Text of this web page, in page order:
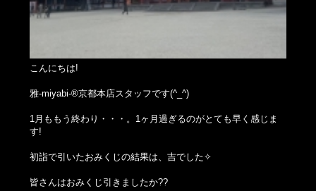
こんにちは!
雅-miyabi-®京都本店スタッフです(^_^)
1月ももう終わり・・・。1ヶ月過ぎるのがとても早く感じま
す!
初詣で引いたおみくじの結果は、吉でした✧
皆さんはおみくじ引きましたか??